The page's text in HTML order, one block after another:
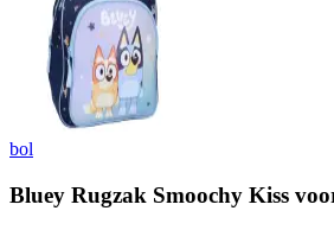
bol
Bluey Rugzak Smoochy Kiss